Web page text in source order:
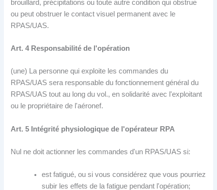
brouillard, précipitations ou toute autre condition qui obstrue
ou peut obstruer le contact visuel permanent avec le
RPAS/UAS.
Art. 4 Responsabilité de l'opération
(une) La personne qui exploite les commandes du
RPAS/UAS sera responsable du fonctionnement général du
RPAS/UAS tout au long du vol., en solidarité avec l'exploitant
ou le propriétaire de l'aéronef.
Art. 5 Intégrité physiologique de l'opérateur RPA
Nul ne doit actionner les commandes d'un RPAS/UAS si:
est fatigué, ou si vous considérez que vous pourriez
subir les effets de la fatigue pendant l'opération;